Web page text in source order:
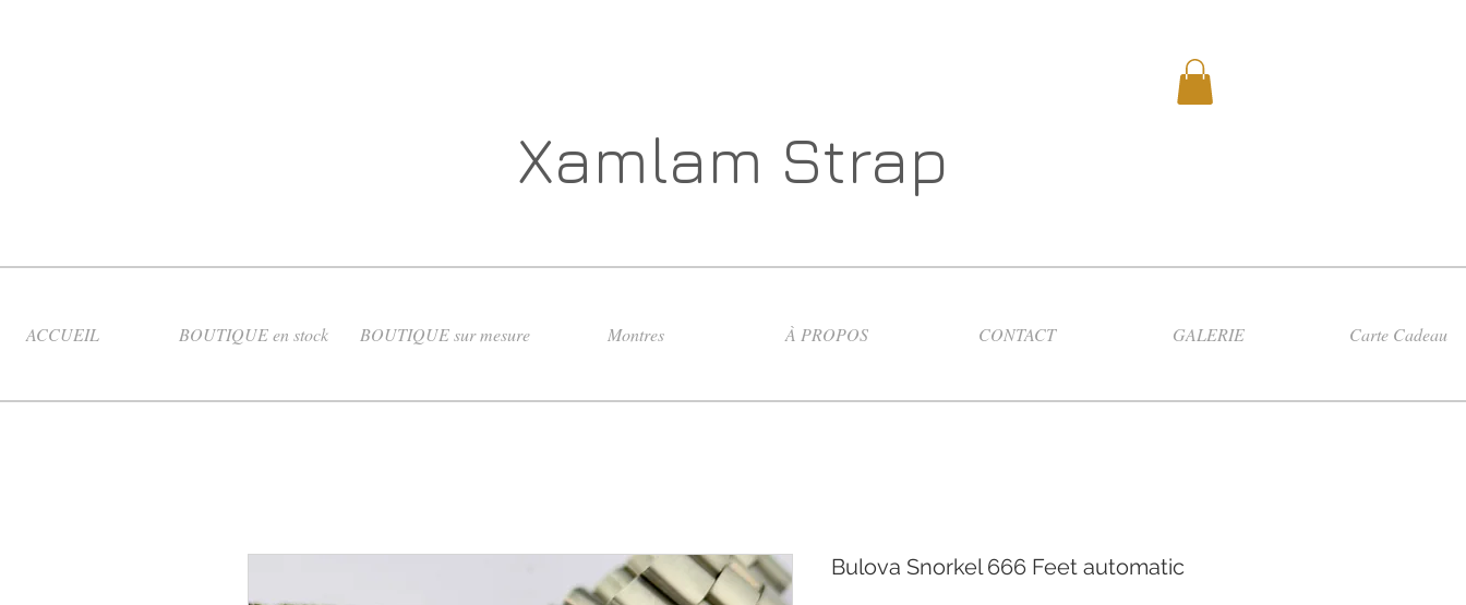
Xamlam Strap
ACCUEIL BOUTIQUE en stock BOUTIQUE sur mesure Montres À PROPOS CONTACT GALERIE Carte Cadeau
Bulova Snorkel 666 Feet automatic